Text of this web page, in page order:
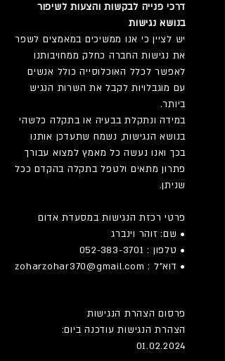
דרכי פנייה לבקשות והצעות לשיפור
בנושא נגישות
יש לציין כי אנו ממשיכים במאמצים לשפר
את נגישות החברה כחלק ממחויבותנו
לאפשר לכלל האוכלוסייה כולל אנשים
עם מוגבלויות לקבל את השרות הנגיש
ביותר.
במידה ונתקלת בבעיה או בתקלה כלשהי
בנושא הנגישות, נשמח שתעדכן אותנו
בכך ואנו נעשה כל מאמץ למצוא עבורך
פתרון מתאים ולטפל בתקלה בהקדם ככל
שניתן.
פרטי רכזת הנגישות במסעדת אדום
• שם: זוהר וינברג
• טלפון : 052-383-3701
• דוא”ל : zoharzohar370@gmail.com
פרסום הצהרת הנגישות
הצהרת הנגישות עודכנה ביום:
01.02.2024